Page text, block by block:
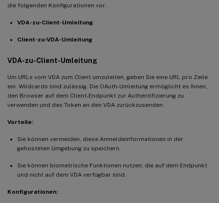
die folgenden Konfigurationen vor:
VDA-zu-Client-Umleitung
Client-zu-VDA-Umleitung
VDA-zu-Client-Umleitung
Um URLs vom VDA zum Client umzuleiten, geben Sie eine URL pro Zeile
ein. Wildcards sind zulässig. Die OAuth-Umleitung ermöglicht es Ihnen,
den Browser auf dem Client-Endpunkt zur Authentifizierung zu
verwenden und das Token an den VDA zurückzusenden.
Vorteile:
Sie können vermeiden, diese Anmeldeinformationen in der
gehosteten Umgebung zu speichern.
Sie können biometrische Funktionen nutzen, die auf dem Endpunkt
und nicht auf dem VDA verfügbar sind.
Konfigurationen: